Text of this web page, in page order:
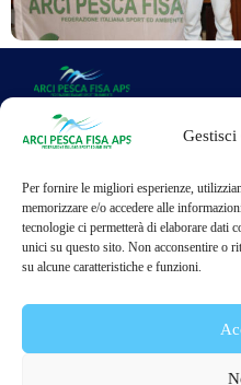
Gestisci
Per fornire le migliori esperienze,
memorizzare e/o accedere alle
tecnologie ci permetterà di elaborare dati
unici su questo sito. Non acconsentire o
su alcune caratteristiche e funzioni.
06-
376-